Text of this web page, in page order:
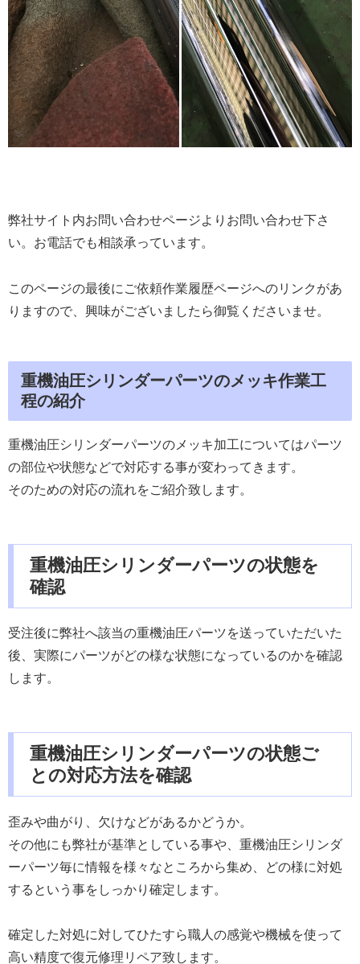
弊社サイト内お問い合わせページよりお問い合わせ下さ
い。お電話でも相談承っています。
このページの最後にご依頼作業履歴ページへのリンクがあ
りますので、興味がございましたら御覧くださいませ。
重機油圧シリンダーパーツのメッキ作業工
程の紹介
重機油圧シリンダーパーツのメッキ加工についてはパーツ
の部位や状態などで対応する事が変わってきます。
そのための対応の流れをご紹介致します。
重機油圧シリンダーパーツの状態を
確認
受注後に弊社へ該当の重機油圧パーツを送っていただいた
後、実際にパーツがどの様な状態になっているのかを確認
します。
重機油圧シリンダーパーツの状態ご
との対応方法を確認
歪みや曲がり、欠けなどがあるかどうか。
その他にも弊社が基準としている事や、重機油圧シリンダ
ーパーツ毎に情報を様々なところから集め、どの様に対処
するという事をしっかり確定します。
確定した対処に対してひたすら職人の感覚や機械を使って
高い精度で復元修理リペア致します。